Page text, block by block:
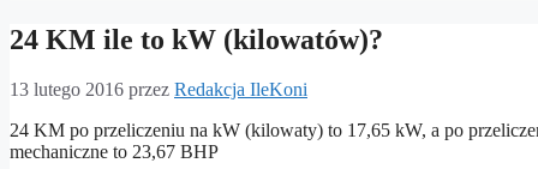
24 KM ile to kW (kilowatów)?
13 lutego 2016 przez Redakcja IleKoni
24 KM po przeliczeniu na kW (kilowaty) to 17,65 kW, a po
mechaniczne to 23,67 BHP